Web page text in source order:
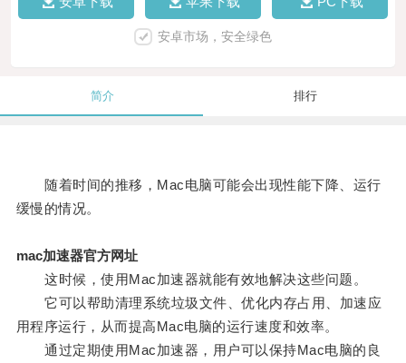
安卓市场，安全绿色
简介 排行
随着时间的推移，Mac电脑可能会出现性能下降、运行
缓慢的情况。
mac加速器官方网址
这时候，使用Mac加速器就能有效地解决这些问题。
它可以帮助清理系统垃圾文件、优化内存占用、加速应
用程序运行，从而提高Mac电脑的运行速度和效率。
通过定期使用Mac加速器，用户可以保持Mac电脑的良